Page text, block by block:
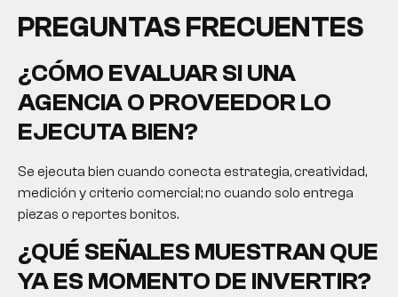
PREGUNTAS FRECUENTES
¿CÓMO EVALUAR SI UNA
AGENCIA O PROVEEDOR LO
EJECUTA BIEN?
Se ejecuta bien cuando conecta estrategia, creatividad,
medición y criterio comercial; no cuando solo entrega
piezas o reportes bonitos.
¿QUÉ SEÑALES MUESTRAN QUE
YA ES MOMENTO DE INVERTIR?